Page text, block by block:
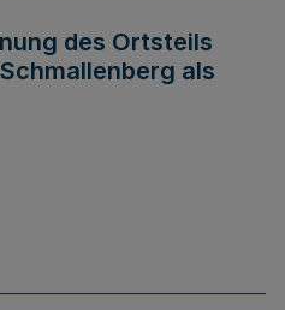
des Ortsteils
als